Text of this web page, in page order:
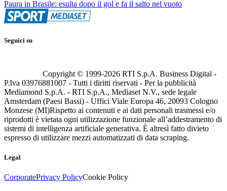
Paura in Brasile: esulta dopo il gol e fa il salto nel vuoto
Seguici su
Copyright © 1999-2026 RTI S.p.A. Business Digital -
P.Iva 03976881007 - Tutti i diritti riservati - Per la pubblicità
Mediamond S.p.A. - RTI S.p.A., Mediaset N.V., sede legale
Amsterdam (Paesi Bassi) - Uffici Viale Europa 46, 20093 Cologno
Monzese (MI)Rispetto ai contenuti e ai dati personali trasmessi e/o
riprodotti è vietata ogni utilizzazione funzionale all’addestramento di
sistemi di intelligenza artificiale generativa. È altresì fatto divieto
espresso di utilizzare mezzi automatizzati di data scraping.
Legal
CorporatePrivacy PolicyCookie Policy